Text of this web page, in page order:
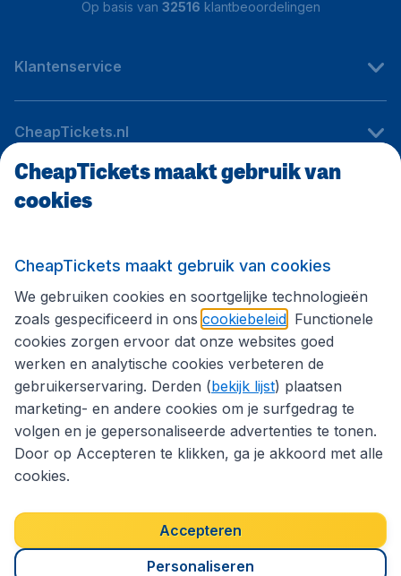
Op basis van 32516 klantbeoordelingen
Klantenservice
CheapTickets.nl
Internationale sites
Volg CheapTickets.nl
Privacybeleid
Copyright © 2026
CheapTickets maakt gebruik van
cookies
CheapTickets maakt gebruik van cookies
We gebruiken cookies en soortgelijke technologieën
zoals gespecificeerd in ons cookiebeleid . Functionele
cookies zorgen ervoor dat onze websites goed
werken en analytische cookies verbeteren de
gebruikerservaring. Derden (bekijk lijst) plaatsen
marketing- en andere cookies om je surfgedrag te
volgen en je gepersonaliseerde advertenties te tonen.
Door op Accepteren te klikken, ga je akkoord met alle
cookies.
Accepteren
Personaliseren